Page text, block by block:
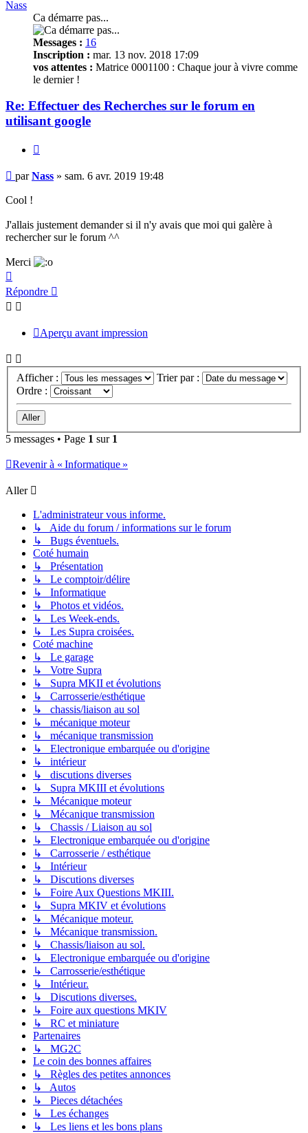
Nass
Ca démarre pas...
Messages : 16
Inscription : mar. 13 nov. 2018 17:09
vos attentes : Matrice 0001100 : Chaque jour à vivre comme
le dernier !
Re: Effectuer des Recherches sur le forum en
utilisant google
Message
non
lu
parNass » sam. 6 avr. 2019 19:48
Cool !
J'allais justement demander si il n'y avais que moi qui galère à
rechercher sur le forum ^^
Merci
Répondre
Aperçu avant impression
Afficher :
Trier par :
Ordre :
5 messages • Page 1 sur 1
Revenir à « Informatique »
Aller
L'administrateur vous informe.
↳ Aide du forum / informations sur le forum
↳ Bugs éventuels.
Coté humain
↳ Présentation
↳ Le comptoir/délire
↳ Informatique
↳ Photos et vidéos.
↳ Les Week-ends.
↳ Les Supra croisées.
Coté machine
↳ Le garage
↳ Votre Supra
↳ Supra MKII et évolutions
↳ Carrosserie/esthétique
↳ chassis/liaison au sol
↳ mécanique moteur
↳ mécanique transmission
↳ Electronique embarquée ou d'origine
↳ intérieur
↳ discutions diverses
↳ Supra MKIII et évolutions
↳ Mécanique moteur
↳ Mécanique transmission
↳ Chassis / Liaison au sol
↳ Electronique embarquée ou d'origine
↳ Carrosserie / esthétique
↳ Intérieur
↳ Discutions diverses
↳ Foire Aux Questions MKIII.
↳ Supra MKIV et évolutions
↳ Mécanique moteur.
↳ Mécanique transmission.
↳ Chassis/liaison au sol.
↳ Electronique embarquée ou d'origine
↳ Carrosserie/esthétique
↳ Intérieur.
↳ Discutions diverses.
↳ Foire aux questions MKIV
↳ RC et miniature
Partenaires
↳ MG2C
Le coin des bonnes affaires
↳ Règles des petites annonces
↳ Autos
↳ Pieces détachées
↳ Les échanges
↳ Les liens et les bons plans